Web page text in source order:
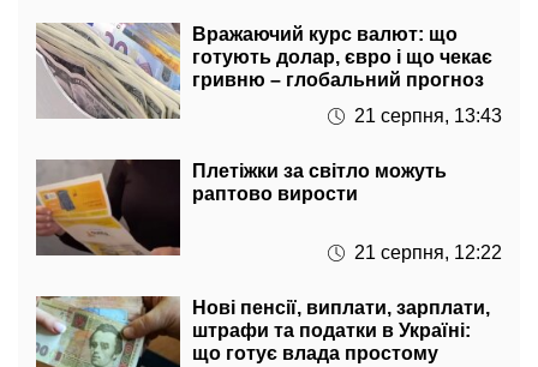
гривню – глобальний прогноз
21 серпня, 13:43
Плетіжки за світло можуть
21 серпня, 12:22
Нові пенсії, виплати, зарплати,
що готує влада простому
народу
14 серпня, 23:13